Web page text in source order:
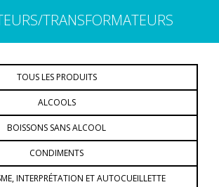
TRANSFORMATEURS
TOUS LES PRODUITS
ALCOOLS
BOISSONS SANS ALCOOL
CONDIMENTS
INTERPRÉTATION ET AUTOCUEILLETTE